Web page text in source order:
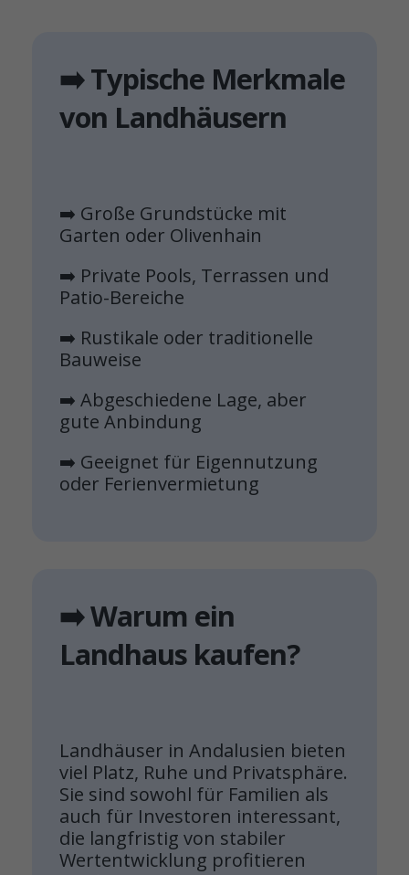
➡️ Typische Merkmale
von Landhäusern
➡️ Große Grundstücke mit
Garten oder Olivenhain
➡️ Private Pools, Terrassen und
Patio-Bereiche
➡️ Rustikale oder traditionelle
Bauweise
➡️ Abgeschiedene Lage, aber
gute Anbindung
➡️ Geeignet für Eigennutzung
oder Ferienvermietung
➡️ Warum ein
Landhaus kaufen?
Landhäuser in Andalusien bieten
viel Platz, Ruhe und Privatsphäre.
Sie sind sowohl für Familien als
auch für Investoren interessant,
die langfristig von stabiler
Wertentwicklung profitieren